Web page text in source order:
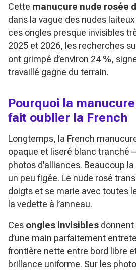
Cette manucure nude rosée
dans la vague des nudes
ces ongles presque invisibles
2025 et 2026, les recherches
ont grimpé d’environ 24 %,
travaillé gagne du terrain.
Pourquoi la
fait oublier la French
Longtemps, la French
opaque et liseré blanc tranché
photos d’alliances. Beaucoup
un peu figée. Le nude rosé
doigts et se marie avec toutes
la vedette à l’anneau.
Ces ongles invisibles donnent
d’une main parfaitement
frontière nette entre bord libre
brillance uniforme. Sur les